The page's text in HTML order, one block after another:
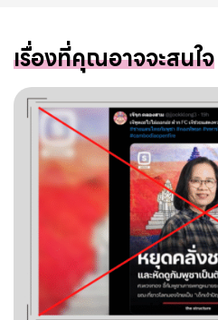
เรื่องที่คุณอาจจะสนใจ